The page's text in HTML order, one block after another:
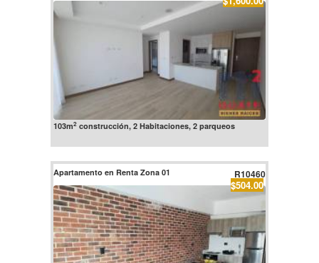
103m2construcción, 2 Habitaciones, 2 parqueos
Apartamento en Renta Zona 01 R10460
$504.00